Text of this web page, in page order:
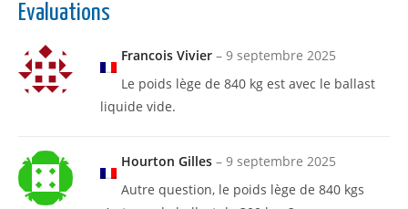
Evaluations
Francois Vivier – 9 septembre 2025
Le poids lège de 840 kg est avec le ballast
liquide vide.
Hourton Gilles – 9 septembre 2025
Autre question, le poids lège de 840 kgs